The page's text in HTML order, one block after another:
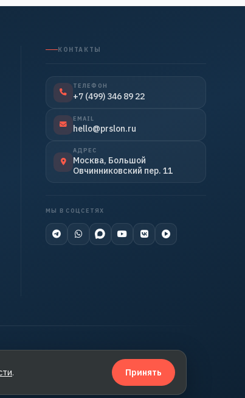
КОНТАКТЫ
ТЕЛЕФОН
+7 (499) 346 89 22
EMAIL
hello@prslon.ru
АДРЕС
Москва, Большой
Овчинниковский пер. 11
МЫ В СОЦСЕТЯХ
. Принять